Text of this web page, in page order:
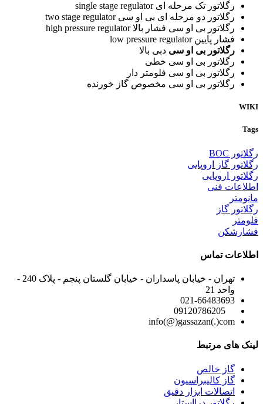
رگلاتور تک مرحله ای single stage regulator
رگلاتور دو مرحله ای بی او سی two stage regulator
رگلاتور بی او سی فشار بالا high pressure regulator
فشار پایین low pressure regulator
رگلاتور بی او سی دبی بالا
رگلاتور بی او سی خطی
رگلاتور بی او سی فلومتر دار
رگلاتور بی او سی مخصوص گاز خورنده
WIKI
Tags
رگلاتور BOC
رگلاتور گاز اروپایی
رگلاتور اروپایی
اطلاعات فنی
مانومتر
رگلاتور گاز
فلومتر
فشارشکن
اطلاعات تماس
تهران - خیابان پاسداران - خیابان گلستان پنجم - پلاک 240 -
واحد 21
021-66483693
info(@)gassazan(.)com
لینک های مرتبط
گاز خالص
گاز کالیبراسیون
اتصالات ابزار دقیق